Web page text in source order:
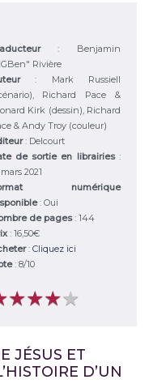
: Benjamin
Rivière
:
Mark Russiell
Richard Pace &
Kirk (dessin), Richard
& Andy Troy (couleur)
: Delcourt
de sortie en librairies :
mars 2021
numérique
: Oui
de pages: 144
: 16,50€
: Cliquez ici
: 8/10
★★★★
★★★★
JÉSUS ET
D’UN